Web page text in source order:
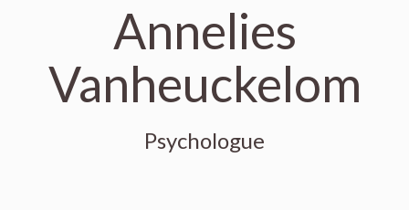
Annelies
Vanheuckelom
Psychologue